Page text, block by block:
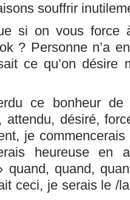
souffrir
si on vous force
? Personne n’a
ce qu’on désire
ce bonheur de
attendu, désiré,
je
heureuse en
quand, quand,
ceci, je serais le /